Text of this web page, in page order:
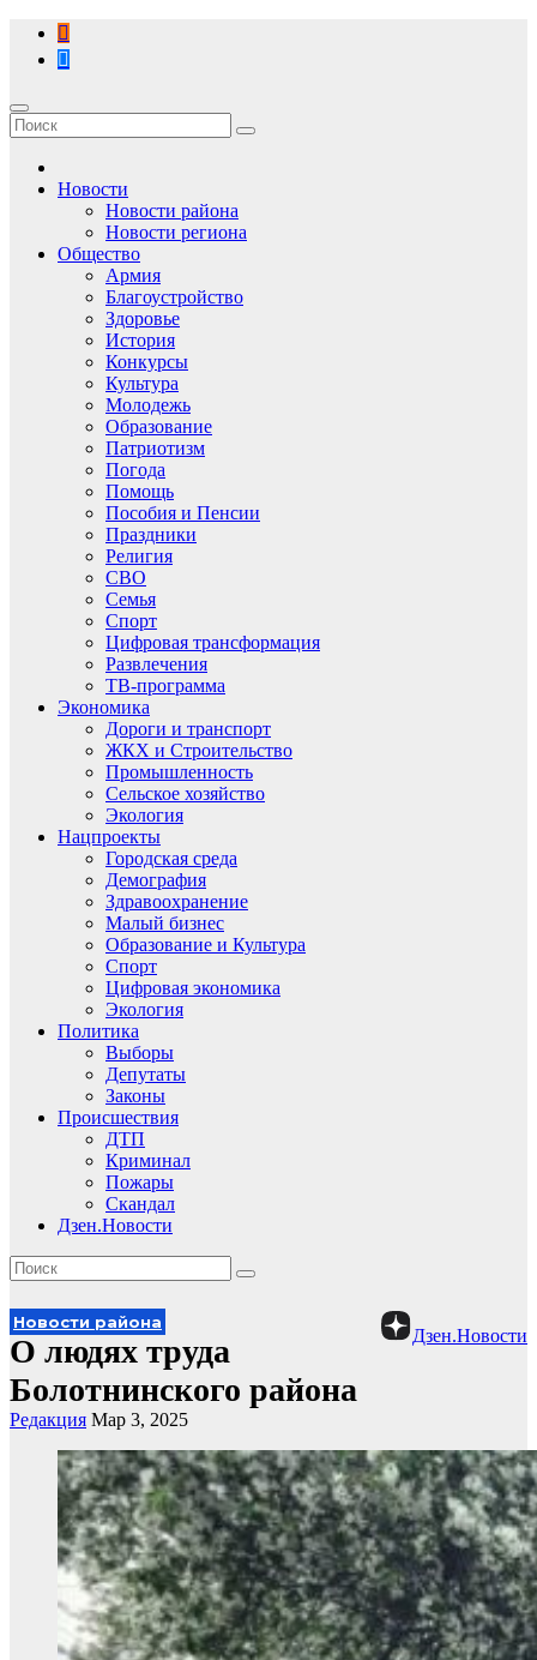
Перейти
содержимому
Новости
Новости района
Новости региона
Общество
Армия
Благоустройство
Здоровье
История
Конкурсы
Культура
Молодежь
Образование
Патриотизм
Погода
Помощь
Пособия и Пенсии
Праздники
Религия
СВО
Семья
Спорт
Цифровая трансформация
Развлечения
ТВ-программа
Экономика
Дороги и транспорт
ЖКХ и Строительство
Промышленность
Сельское хозяйство
Экология
Нацпроекты
Городская среда
Демография
Здравоохранение
Малый бизнес
Образование и Культура
Спорт
Цифровая экономика
Экология
Политика
Выборы
Депутаты
Законы
Происшествия
ДТП
Криминал
Пожары
Скандал
Дзен.Новости
Дзен.Новости
Новости района
О людях труда
Болотнинского района
Редакция Мар 3, 2025